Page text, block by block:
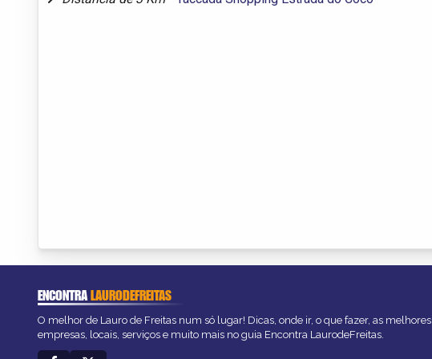
ENCONTRALAURODEFREITAS
O melhor de Lauro de Freitas num só lugar! Dicas, onde ir, o que fazer, as melhores
empresas, locais, serviços e muito mais no guia Encontra LaurodeFreitas.